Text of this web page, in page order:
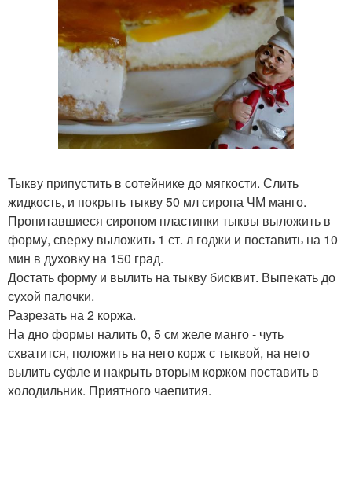
Тыкву припустить в сотейнике до мягкости. Слить
жидкость, и покрыть тыкву 50 мл сиропа ЧМ манго.
Пропитавшиеся сиропом пластинки тыквы выложить в
форму, сверху выложить 1 ст. л годжи и поставить на 10
мин в духовку на 150 град.
Достать форму и вылить на тыкву бисквит. Выпекать до
сухой палочки.
Разрезать на 2 коржа.
На дно формы налить 0, 5 см желе манго - чуть
схватится, положить на него корж с тыквой, на него
вылить суфле и накрыть вторым коржом поставить в
холодильник. Приятного чаепития.